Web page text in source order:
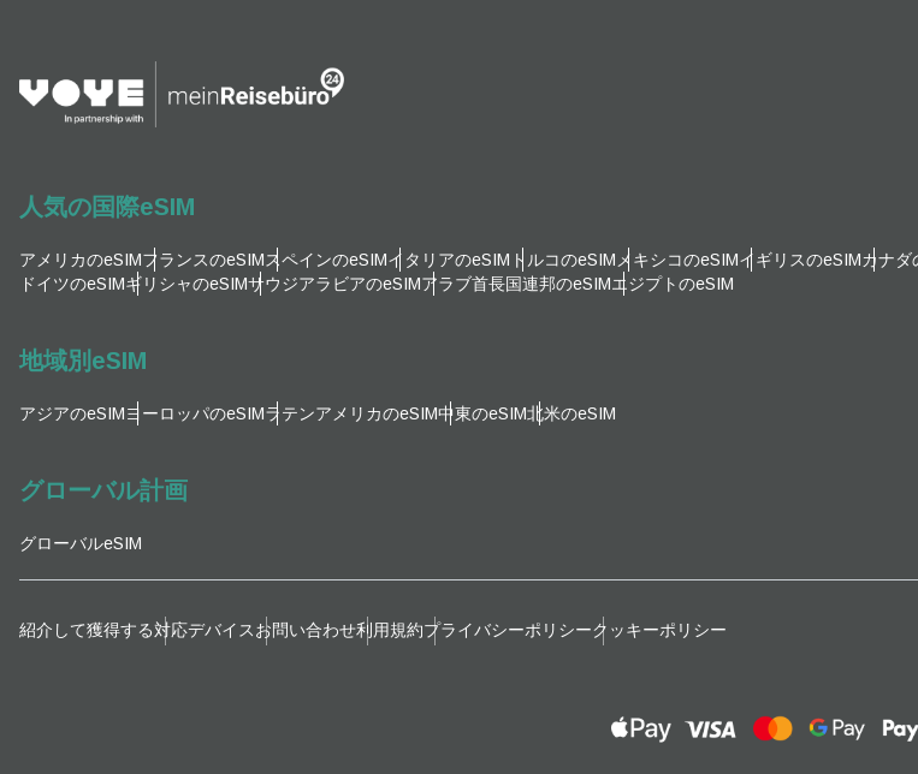
人気の国際eSIM
アメリカのeSIMフランスのeSIMスペインのeSIMイタリアのeSIM トルコのeSIMメキシコのeSIMイギリスのeSIMカナダ
ドイツのeSIMギリシャのeSIMサウジアラビアのeSIMアラブ首長国連邦のeSIMエジプトのeSIM
地域別eSIM
アジアのeSIMヨーロッパのeSIMラテンアメリカのeSIM中東のeSIM北米のeSIM
グローバル計画
グローバルeSIM
紹介して獲得する対応デバイスお問い合わせ利用規約プライバシーポリシークッキーポリシー
通貨を選択
EUR - ユーロ
PHP - フィリピン・ペソ IDR - イン
メールアドレス